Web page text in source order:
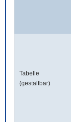
Tabelle
(gestaltbar)